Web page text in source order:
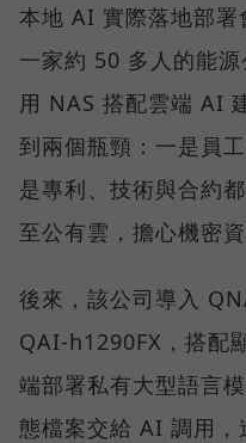
本地 AI 實際落地部署
一家約 50 多人的能
用 NAS 搭配雲端 AI
到兩個瓶頸：一是員
是專利、技術與合約
至公有雲，擔心機密
後來，該公司導入
QAI-h1290FX，搭配
端部署私有大型語言
態檔案交給 AI 調用，